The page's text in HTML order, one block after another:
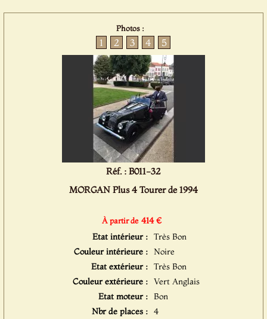
Photos :
1 2 3 4 5
Réf. : B011-32
MORGAN Plus 4 Tourer de 1994
À partir de 414 €
Etat intérieur : Très Bon
Couleur intérieure : Noire
Etat extérieur : Très Bon
Couleur extérieure : Vert Anglais
Etat moteur : Bon
Nbr de places : 4